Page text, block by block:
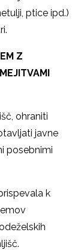
ptice ipd.)
Z
ohraniti
javne
posebnimi
k